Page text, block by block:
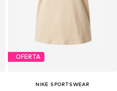
OFERTA
NIKE SPORTSWEAR